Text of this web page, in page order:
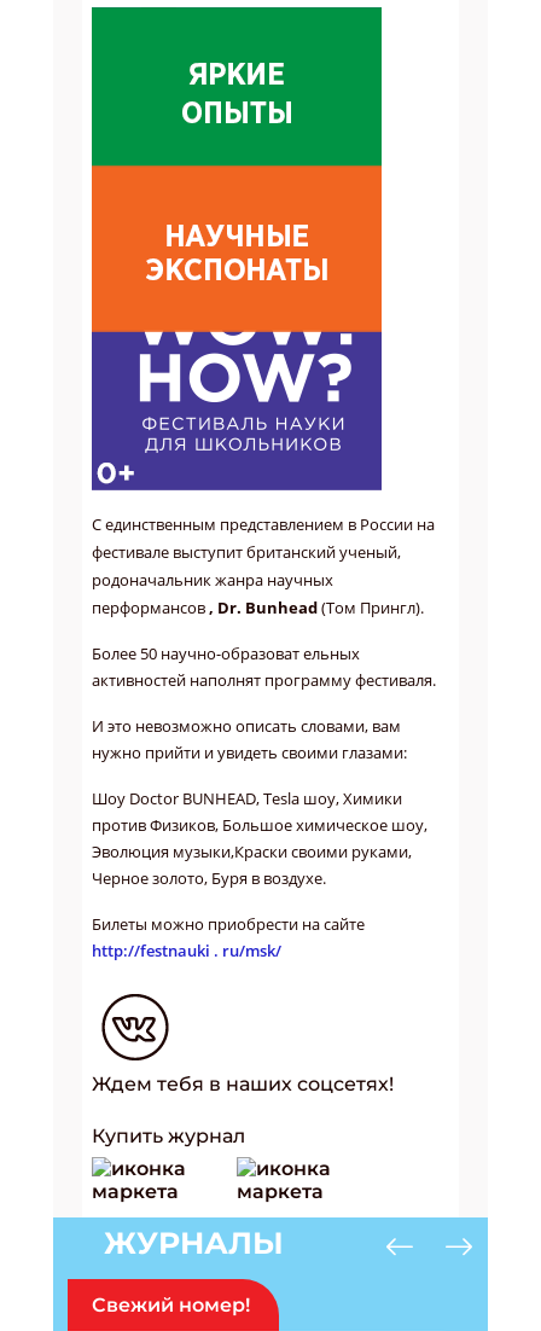
С единственным представлением в России на
фестивале выступит британский ученый,
родоначальник жанра научных
перформансов, Dr. Bunhead(Том Прингл).
Более 50 научно-образовательных
активностей наполнят программу фестиваля.
И это невозможно описать словами, вам
нужно прийти и увидеть своими глазами:
Шоу Doctor BUNHEAD, Tesla шоу, Химики
против Физиков, Большое химическое шоу,
Эволюция музыки,Краски своими руками,
Черное золото, Буря в воздухе.
Билеты можно приобрести на сайте
http://festnauki . ru/msk/
Ждем тебя в наших соцсетях!
Купить журнал
ЖУРНАЛЫ
Свежий номер!